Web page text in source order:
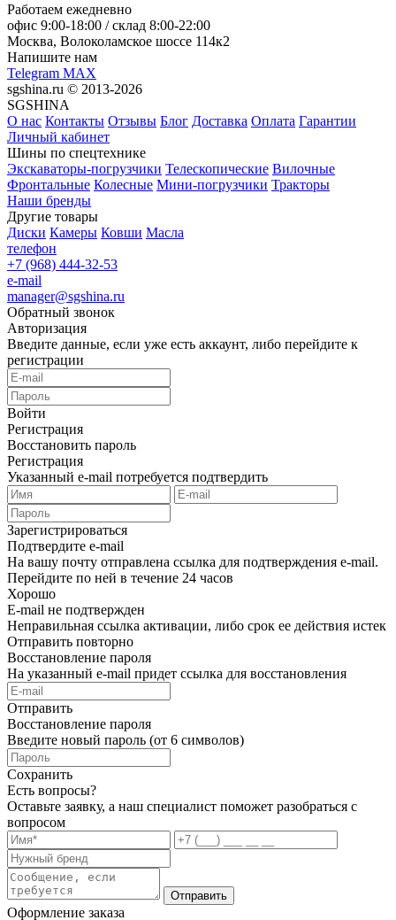
Работаем ежедневно
офис 9:00-18:00 / склад 8:00-22:00
Москва, Волоколамское шоссе 114к2
Напишите нам
Telegram MAX
sgshina.ru © 2013-2026
SGSHINA
О нас Контакты Отзывы Блог Доставка Оплата Гарантии
Личный кабинет
Шины по спецтехнике
Экскаваторы-погрузчики Телескопические Вилочные
Фронтальные Колесные Мини-погрузчики Тракторы
Наши бренды
Другие товары
Диски Камеры Ковши Масла
телефон
+7 (968) 444-32-53
e-mail
manager@sgshina.ru
Обратный звонок
Авторизация
Введите данные, если уже есть аккаунт, либо перейдите к
регистрации
Войти
Регистрация
Восстановить пароль
Регистрация
Указанный e-mail потребуется подтвердить
Зарегистрироваться
Подтвердите e-mail
На вашу почту отправлена ссылка для подтверждения e-mail.
Перейдите по ней в течение 24 часов
Хорошо
E-mail не подтвержден
Неправильная ссылка активации, либо срок ее действия истек
Отправить повторно
Восстановление пароля
На указанный e-mail придет ссылка для восстановления
Отправить
Восстановление пароля
Введите новый пароль (от 6 символов)
Сохранить
Есть вопросы?
Оставьте заявку, а наш специалист поможет разобраться с
вопросом
Отправить
Оформление заказа